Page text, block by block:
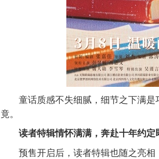
童话质感不失细腻，细节之下满
竟。
读者特辑情怀满满，奔赴十年约定
预售开启后，读者特辑也随之亮